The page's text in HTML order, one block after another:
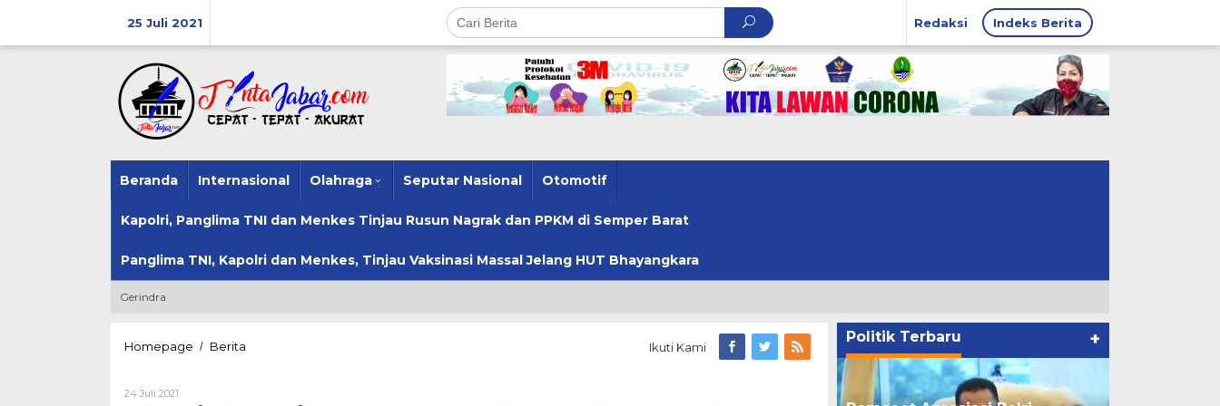
25 Juli 2021 Redaksi Indeks Berita
Beranda Internasional Olahraga Seputar Nasional Otomotif
Kapolri, Panglima TNI dan Menkes Tinjau Rusun Nagrak dan PPKM di Semper Barat
Panglima TNI, Kapolri dan Menkes, Tinjau Vaksinasi Massal Jelang HUT Bhayangkara
Gerindra
Homepage / Berita Ikuti Kami
24 Juli 2021
Politik Terbaru +